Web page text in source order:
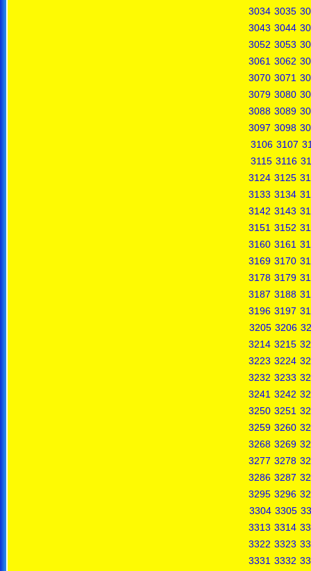
3034 3035
3043 3044
3052 3053
3061 3062
3070 3071
3079 3080
3088 3089
3097 3098
3106 3107
3115 3116
3124 3125
3133 3134
3142 3143
3151 3152
3160 3161
3169 3170
3178 3179
3187 3188
3196 3197
3205 3206
3214 3215
3223 3224
3232 3233
3241 3242
3250 3251
3259 3260
3268 3269
3277 3278
3286 3287
3295 3296
3304 3305
3313 3314
3322 3323
3331 3332